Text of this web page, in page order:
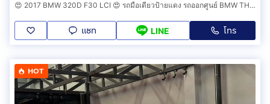
😍 2017 BMW 320D F30 LCI 😍 รถมือเดียวป้ายแดง รถออกศูนย์ BMW THAILAND รถวิ่งน้อย เข้าศูนย์ทุกระยะ รถไม่เคยมีอุบัติเหตุครับ
แชท LINE โทร
HOT